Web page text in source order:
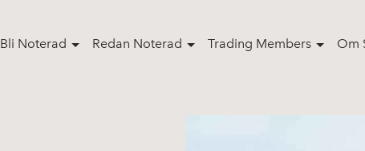
Bli Noterad Redan Noterad Trading Members Om